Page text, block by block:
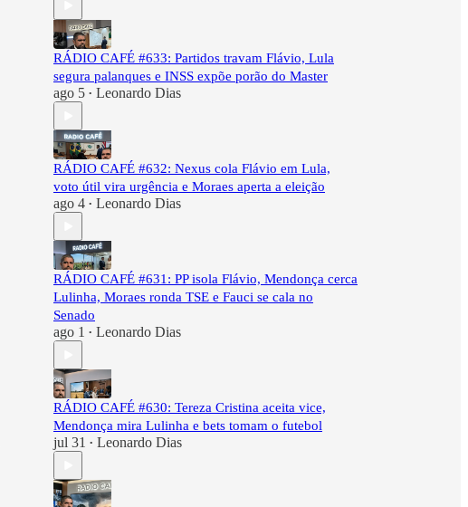
RÁDIO CAFÉ #633: Partidos travam Flávio, Lula
segura palanques e INSS expõe porão do Master
ago 5 • Leonardo Dias
RÁDIO CAFÉ #632: Nexus cola Flávio em Lula,
voto útil vira urgência e Moraes aperta a eleição
ago 4 • Leonardo Dias
RÁDIO CAFÉ #631: PP isola Flávio, Mendonça cerca
Lulinha, Moraes ronda TSE e Fauci se cala no
Senado
ago 1 • Leonardo Dias
RÁDIO CAFÉ #630: Tereza Cristina aceita vice,
Mendonça mira Lulinha e bets tomam o futebol
jul 31 • Leonardo Dias